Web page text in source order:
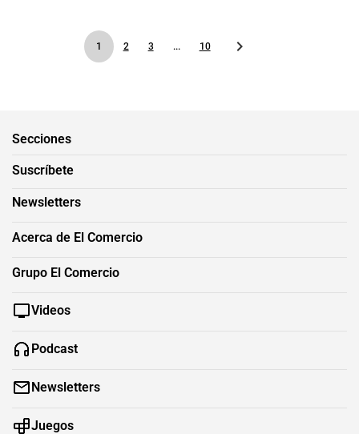
1 2 3 ... 10
Secciones
Suscríbete
Newsletters
Acerca de El Comercio
Grupo El Comercio
Videos
Podcast
Newsletters
Juegos